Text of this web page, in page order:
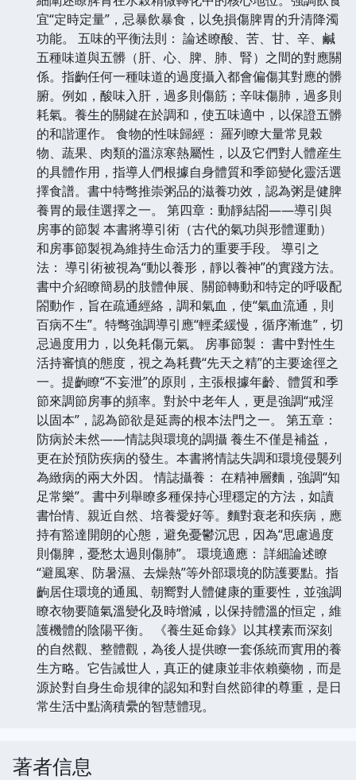
宜“定時定量”，忌暴飲暴食，以免損傷脾胃的升清降濁
功能。 五味的平衡法則： 論述瞭酸、苦、甘、辛、鹹
五種味道與五髒（肝、心、脾、肺、腎）之間的對應關
係。指齣任何一種味道的過度攝入都會偏傷其對應的髒
腑。例如，酸味入肝，過多則傷筋；辛味傷肺，過多則
耗氣。養生的關鍵在於調和，使五味適中，以保證五髒
的和諧運作。 食物的性味歸經： 羅列瞭大量常見榖
物、蔬果、肉類的溫涼寒熱屬性，以及它們對人體産生
的具體作用，指導人們根據自身體質和季節變化靈活選
擇食譜。書中特彆推崇粥品的滋養功效，認為粥是健脾
養胃的最佳選擇之一。 第四章：動靜結閤——導引與
房事的節製 本書將導引術（古代的氣功與形體運動）
和房事節製視為維持生命活力的重要手段。 導引之
法： 導引術被視為“動以養形，靜以養神”的實踐方法。
書中介紹瞭簡易的肢體伸展、關節轉動和特定的呼吸配
閤動作，旨在疏通經絡，調和氣血，使“氣血流通，則
百病不生”。特彆強調導引應“輕柔緩慢，循序漸進”，切
忌過度用力，以免耗傷元氣。 房事節製： 書中對性生
活持審慎的態度，視之為耗費“先天之精”的主要途徑之
一。提齣瞭“不妄泄”的原則，主張根據年齡、體質和季
節來調節房事的頻率。對於中老年人，更是強調“戒淫
以固本”，認為節欲是延壽的根本法門之一。 第五章：
防病於未然——情誌與環境的調攝 養生不僅是補益，
更在於預防疾病的發生。本書將情誌失調和環境侵襲列
為緻病的兩大外因。 情誌攝養： 在精神層麵，強調“知
足常樂”。書中列舉瞭多種保持心理穩定的方法，如讀
書怡情、親近自然、培養愛好等。麵對衰老和疾病，應
持有豁達開朗的心態，避免憂鬱沉思，因為“思慮過度
則傷脾，憂愁太過則傷肺”。 環境適應： 詳細論述瞭
“避風寒、防暑濕、去燥熱”等外部環境的防護要點。指
齣居住環境的通風、朝嚮對人體健康的重要性，並強調
瞭衣物要隨氣溫變化及時增減，以保持體溫的恒定，維
護機體的陰陽平衡。 《養生延命錄》以其樸素而深刻
的自然觀、整體觀，為後人提供瞭一套係統而實用的養
生方略。它告誡世人，真正的健康並非依賴藥物，而是
源於對自身生命規律的認知和對自然節律的尊重，是日
常生活中點滴積纍的智慧體現。
著者信息